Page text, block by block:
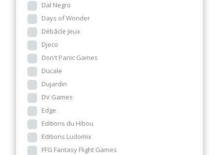
Dal Negro
Days of Wonder
Débâcle Jeux
Djeco
Don't Panic Games
Ducale
Dujardin
DV Games
Edge
Editions du Hibou
Editions Ludomix
FFG Fantasy Flight Games